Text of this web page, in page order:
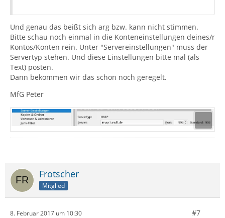
Und genau das beißt sich arg bzw. kann nicht stimmen.
Bitte schau noch einmal in die Konteneinstellungen deines/r
Kontos/Konten rein. Unter "Servereinstellungen" muss der
Servertyp stehen. Und diese Einstellungen bitte mal (als
Text) posten.
Dann bekommen wir das schon noch geregelt.
MfG Peter
Frotscher
Mitglied
8. Februar 2017 um 10:30 #7